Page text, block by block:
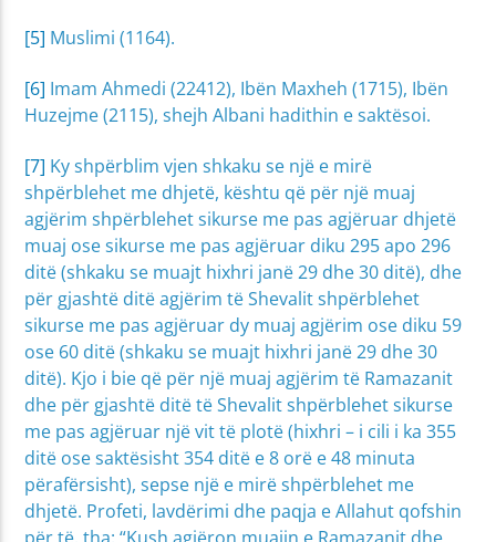
[5] Muslimi (1164).
[6] Imam Ahmedi (22412), Ibën Maxheh (1715), Ibën
Huzejme (2115), shejh Albani hadithin e saktësoi.
[7] Ky shpërblim vjen shkaku se një e mirë
shpërblehet me dhjetë, kështu që për një muaj
agjërim shpërblehet sikurse me pas agjëruar dhjetë
muaj ose sikurse me pas agjëruar diku 295 apo 296
ditë (shkaku se muajt hixhri janë 29 dhe 30 ditë), dhe
për gjashtë ditë agjërim të Shevalit shpërblehet
sikurse me pas agjëruar dy muaj agjërim ose diku 59
ose 60 ditë (shkaku se muajt hixhri janë 29 dhe 30
ditë). Kjo i bie që për një muaj agjërim të Ramazanit
dhe për gjashtë ditë të Shevalit shpërblehet sikurse
me pas agjëruar një vit të plotë (hixhri – i cili i ka 355
ditë ose saktësisht 354 ditë e 8 orë e 48 minuta
përafërsisht), sepse një e mirë shpërblehet me
dhjetë. Profeti, lavdërimi dhe paqja e Allahut qofshin